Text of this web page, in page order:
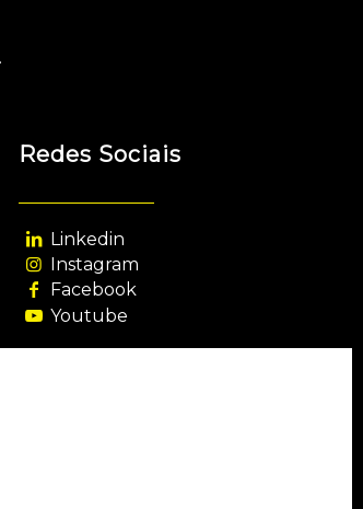
Redes Sociais
Linkedin
Instagram
Facebook
Youtube